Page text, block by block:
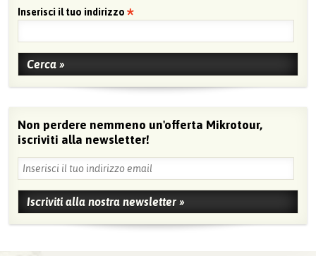
Inserisci il tuo indirizzo
Non perdere nemmeno un'offerta Mikrotour,
iscriviti alla newsletter!